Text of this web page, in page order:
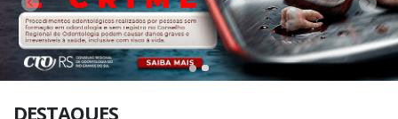
ComeBack
DESTAQUES